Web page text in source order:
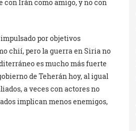
con Irán como amigo, y no con
por objetivos
chií, pero la guerra en Siria no
es mucho más fuerte
de Teherán hoy, al igual
a veces con actores no
implican menos enemigos,